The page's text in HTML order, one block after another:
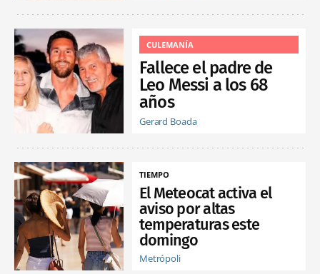
CULEMANÍA
Fallece el padre de
Leo Messi a los 68
años
Gerard Boada
TIEMPO
El Meteocat activa el
aviso por altas
temperaturas este
domingo
Metrópoli